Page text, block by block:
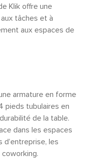
Klik offre une
tâches et à
aux espaces de
armature en forme
pieds tubulaires en
de la table.
dans les espaces
les